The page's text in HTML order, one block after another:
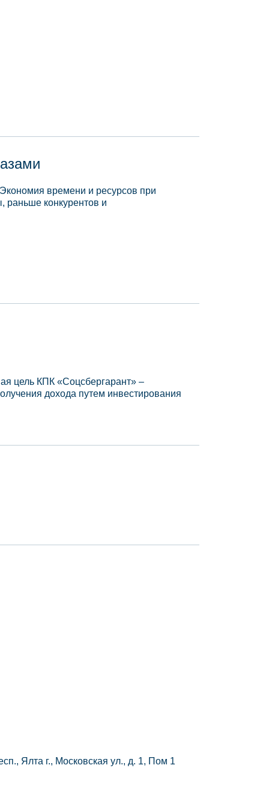
времени и ресурсов при
раньше конкурентов и
цель КПК «Соцсбергарант» –
дохода путем инвестирования
Ялта г., Московская ул., д. 1, Пом 1